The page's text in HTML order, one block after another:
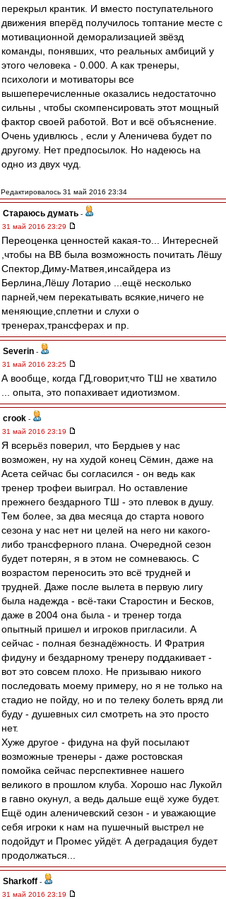
перекрыл крантик. И вместо поступательного
движения вперёд получилось топтание месте с
мотивационной деморализацией звёзд
команды, понявших, что реальных амбиций у
этого человека - 0.000. А как тренеры,
психологи и мотиваторы все
вышеперечисленные оказались недостаточно
сильны , чтобы скомпенсировать этот мощный
фактор своей работой. Вот и всё объяснение.
Очень удивлюсь , если у Аленичевa будет по
другому. Нет предпосылок. Но надеюсь на
одно из двух чуд.
Редактировалось 31 май 2016 23:34
Стараюсь думать -
31 май 2016 23:29
Переоценка ценностей какая-то... Интересней
,чтобы на ВВ была возможность почитать Лёшу
Спектор,Диму-Матвея,инсайдера из
Берлина,Лёшу Лотарио ...ещё несколько
парней,чем перекатывать всякие,ничего не
меняющие,сплетни и слухи о
тренерах,трансферах и пр.
Severin -
31 май 2016 23:25
А вообще, когда ГД,говорит,что ТШ не хватило
... опыта, это попахивает идиотизмом.
crook -
31 май 2016 23:19
Я всерьёз поверил, что Бердыев у нас
возможен, ну на худой конец Сёмин, даже на
Асета сейчас бы согласился - он ведь как
тренер трофеи выиграл. Но оставление
прежнего бездарного ТШ - это плевок в душу.
Тем более, за два месяца до старта нового
сезона у нас нет ни целей на него ни какого-
либо трансферного плана. Очередной сезон
будет потерян, я в этом не сомневаюсь. С
возрастом переносить это всё трудней и
трудней. Даже после вылета в первую лигу
была надежда - всё-таки Старостин и Бесков,
даже в 2004 она была - и тренер тогда
опытный пришел и игроков пригласили. А
сейчас - полная безнадёжность. И Фратрия
фидуну и бездарному тренеру поддакивает -
вот это совсем плохо. Не призываю никого
последовать моему примеру, но я не только на
стадио не пойду, но и по телеку болеть вряд ли
буду - душевных сил смотреть на это просто
нет.
Хуже другое - фидуна на фуй посылают
возможные тренеры - даже ростовская
помойка сейчас перспективнее нашего
великого в прошлом клуба. Хорошо нас Лукойл
в гавно окунул, а ведь дальше ещё хуже будет.
Ещё один аленичевский сезон - и уважающие
себя игроки к нам на пушечный выстрел не
подойдут и Промес уйдёт. А деградация будет
продолжаться...
Sharkoff -
31 май 2016 23:19